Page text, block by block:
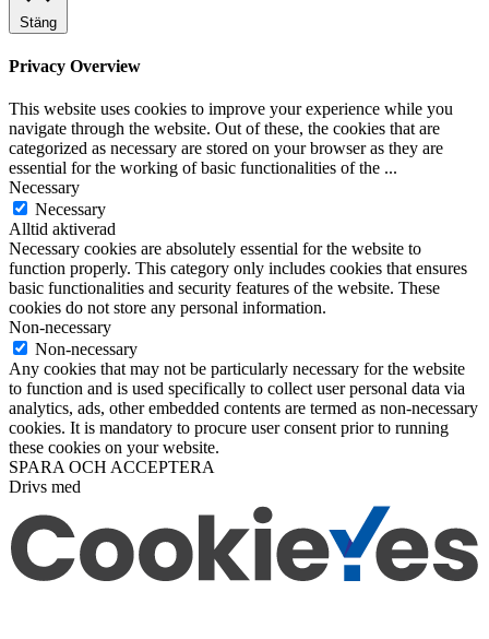
Stäng
Privacy Overview
This website uses cookies to improve your experience while you
navigate through the website. Out of these, the cookies that are
categorized as necessary are stored on your browser as they are
essential for the working of basic functionalities of the ...
Necessary
Necessary
Alltid aktiverad
Necessary cookies are absolutely essential for the website to
function properly. This category only includes cookies that ensures
basic functionalities and security features of the website. These
cookies do not store any personal information.
Non-necessary
Non-necessary
Any cookies that may not be particularly necessary for the website
to function and is used specifically to collect user personal data via
analytics, ads, other embedded contents are termed as non-necessary
cookies. It is mandatory to procure user consent prior to running
these cookies on your website.
SPARA OCH ACCEPTERA
Drivs med